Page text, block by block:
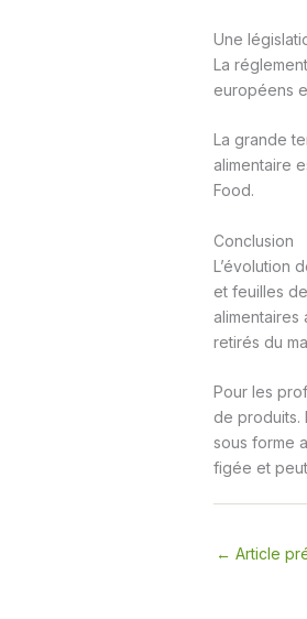
Une
La
européens
La grande
alimentaire
Food.
Conclusion
L’évolution
et feuilles
alimentaires
retirés du
Pour les
de produits.
sous forme
figée et
← Article